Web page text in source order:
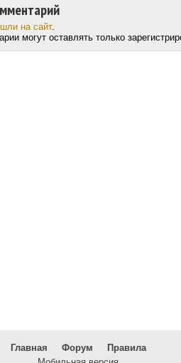
на сайт.
могут оставлять только
Главная Форум
Правила